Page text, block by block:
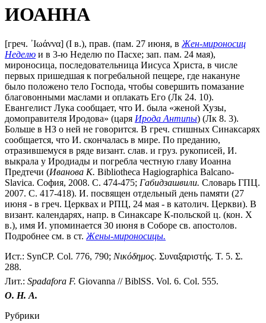
ИОАННА
[греч. ᾿Ιωάννα] (I в.), прав. (пам. 27 июня, в Жен-мироносиц
Неделю и в 3-ю Неделю по Пасхе; зап. пам. 24 мая),
мироносица, последовательница Иисуса Христа, в числе
первых пришедшая к погребальной пещере, где накануне
было положено тело Господа, чтобы совершить помазание
благовонными маслами и оплакать Его (Лк 24. 10).
Евангелист Лука сообщает, что И. была «женой Хузы,
домоправителя Иродова» (царя Ирода Антипы) (Лк 8. 3).
Больше в НЗ о ней не говорится. В греч. стишных Синаксарях
сообщается, что И. скончалась в мире. По преданию,
отразившемуся в ряде визант. слав. и груз. рукописей, И.
выкрала у Иродиады и погребла честную главу Иоанна
Предтечи (Иванова К. Bibliotheca Hagiographica Balcano-
Slavica. София, 2008. С. 474-475; Габидзашвили. Словарь ГПЦ.
2007. С. 417-418). И. посвящен отдельный день памяти (27
июня - в греч. Церквах и РПЦ, 24 мая - в католич. Церкви). В
визант. календарях, напр. в Синаксаре К-польской ц. (кон. X
в.), имя И. упоминается 30 июня в Соборе св. апостолов.
Подробнее см. в ст. Жены-мироносицы.
Ист.: SynCP. Col. 776, 790; Νικόδημος. Συναξαριστής. Τ. 5. Σ.
288.
Лит.: Spadafora F. Giovanna // BiblSS. Vol. 6. Col. 555.
О. Н. А.
Рубрики